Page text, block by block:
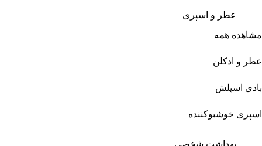
عطر و اسپری
مشاهده همه
عطر و ادکلن
بادی اسپلش
اسپری خوشبوکننده